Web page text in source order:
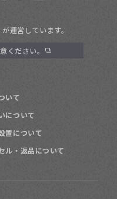
が運営しています。
ください。
いて
について
置について
ル・返品について